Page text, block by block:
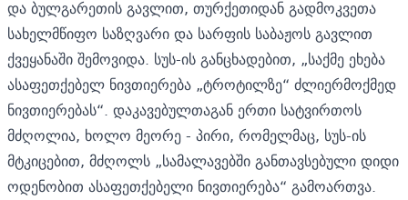
და ბულგარეთის გავლით, თურქეთიდან გადმოკვეთა
სახელმწიფო საზღვარი და სარფის საბაჟოს გავლით
ქვეყანაში შემოვიდა. სუს-ის განცხადებით, „საქმე ეხება
ასაფეთქებელ ნივთიერება „ტროტილზე“ ძლიერმოქმედ
ნივთიერებას“. დაკავებულთაგან ერთი სატვირთოს
მძღოლია, ხოლო მეორე - პირი, რომელმაც, სუს-ის
მტკიცებით, მძღოლს „სამალავებში განთავსებული დიდი
ოდენობით ასაფეთქებელი ნივთიერება“ გამოართვა.